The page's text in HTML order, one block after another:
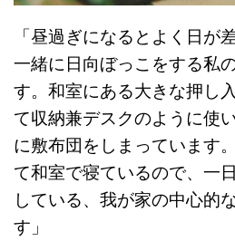
「昼過ぎになるとよく日が
一緒に日向ぼっこをする私
す。和室にある大きな押し
て収納兼デスクのように使
に敷布団をしまっています
て和室で寝ているので、一
している、我が家の中心的
す」